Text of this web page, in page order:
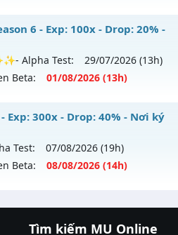
activity freebies
máy chủ
X40 Lowvào 18h
6 - Exp: 100x - Drop: 20% -
- Alpha Test: 29/07/2026 (13h)
Beta: 01/08/2026 (13h)
Lục Địa Xưa✨✨✨
máy chủ✨✨✨ Lục Địa
Exp: 300x - Drop: 40% - Nơi ký
Test: 07/08/2026 (19h)
Beta: 08/08/2026 (14h)
ức MU sống lại
máy chủHoài Niệmvào 14h
|789club |789club
Tìm kiếm MU Online